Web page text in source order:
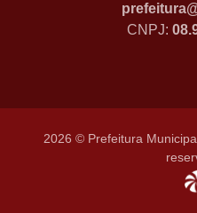
CNPJ:
2026 © Prefeitura